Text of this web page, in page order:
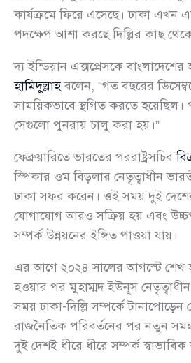
কার্যক্রমে ফিরে এসেছে। ঢাকা এখন
পদক্ষেপ আশা করছে দিল্লির কাছ
দ্য ইন্ডিয়ান এক্সপ্রেসকে
হামিদুল্লাহবলেন, “গত বছরের
সাময়িকভাবে স্থগিত করতে হয়েছিল।
সেগুলো পুনরায় চালু করা হয়।”
ফেব্রুয়ারিতে ভারতের পররাষ্ট্রসচিব
স্পিকার ওম বিড়লার নেতৃত্বাধীন
ঢাকা সফর করেন। ওই সময় দুই
যোগাযোগ আরও সক্রিয় হয় এবং
সম্পর্ক উন্নয়নের ইঙ্গিত পাওয়া যায়।
এর আগে ২০২৪ সালের আগস্টে শেখ
হওয়ার পর মুহাম্মদ ইউনূস নেতৃত্বাধীন
সময় ঢাকা-দিল্লি সম্পর্কে টানাপোড়েন
রাজনৈতিক পরিবর্তনের পর নতুন
দুই দেশই ধীরে ধীরে সম্পর্ক